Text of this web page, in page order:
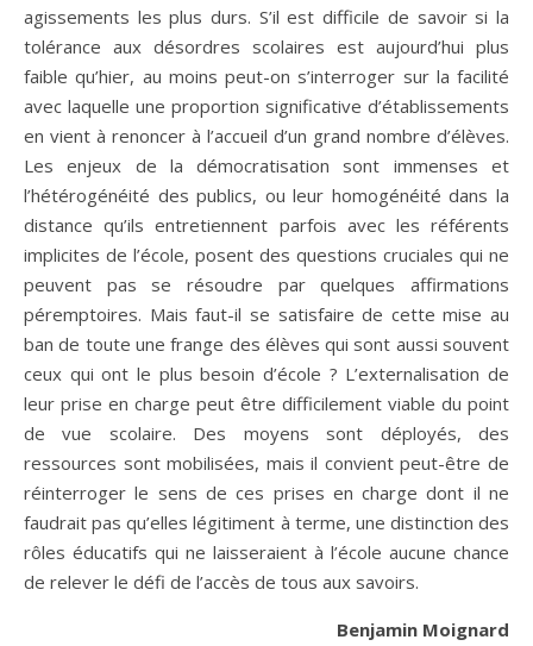
agissements les plus durs. S’il est difficile de savoir si la
tolérance aux désordres scolaires est aujourd’hui plus
faible qu’hier, au moins peut-on s’interroger sur la facilité
avec laquelle une proportion significative d’établissements
en vient à renoncer à l’accueil d’un grand nombre d’élèves.
Les enjeux de la démocratisation sont immenses et
l’hétérogénéité des publics, ou leur homogénéité dans la
distance qu’ils entretiennent parfois avec les référents
implicites de l’école, posent des questions cruciales qui ne
peuvent pas se résoudre par quelques affirmations
péremptoires. Mais faut-il se satisfaire de cette mise au
ban de toute une frange des élèves qui sont aussi souvent
ceux qui ont le plus besoin d’école ? L’externalisation de
leur prise en charge peut être difficilement viable du point
de vue scolaire. Des moyens sont déployés, des
ressources sont mobilisées, mais il convient peut-être de
réinterroger le sens de ces prises en charge dont il ne
faudrait pas qu’elles légitiment à terme, une distinction des
rôles éducatifs qui ne laisseraient à l’école aucune chance
de relever le défi de l’accès de tous aux savoirs.
Benjamin Moignard